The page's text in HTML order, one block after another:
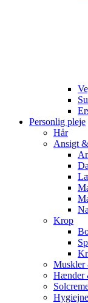
Personlig pleje
Hår
Ansigt
Krop
Muskler
Hænder
Hygiejne